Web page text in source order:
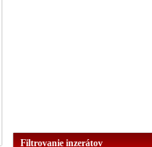
Filtrovanie inzerátov